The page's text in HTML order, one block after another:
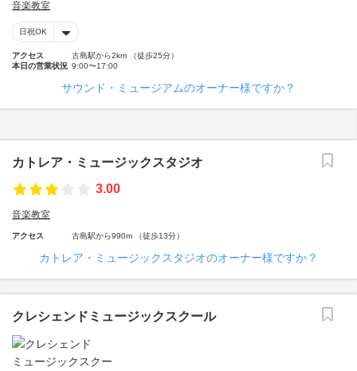
音楽教室
日祝OK
アクセス
古島駅から2km （徒歩25分）
本日の営業状況 9:00〜17:00
サウンド・ミュージアムのオーナー様ですか？
カトレア・ミュージックスタジオ
3.00
音楽教室
アクセス 古島駅から990m （徒歩13分）
カトレア・ミュージックスタジオのオーナー様ですか？
クレシェンドミュージックスクール